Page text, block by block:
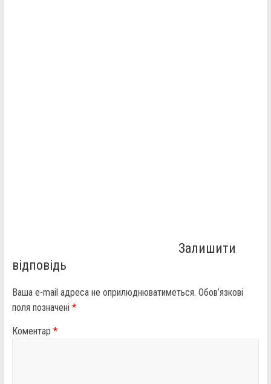
Залишити
відповідь
Ваша e-mail адреса не оприлюднюватиметься. Обов’язкові
поля позначені *
Коментар *